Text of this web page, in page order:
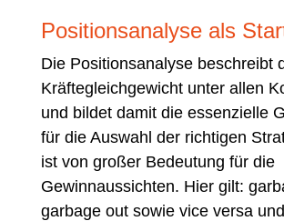
Positionsanalyse als
Die Positionsanalyse beschreibt
Kräftegleichgewicht unter allen
und bildet damit die essenzielle
für die Auswahl der richtigen
ist von großer Bedeutung für die
Gewinnaussichten. Hier gilt:
garbage out sowie vice versa